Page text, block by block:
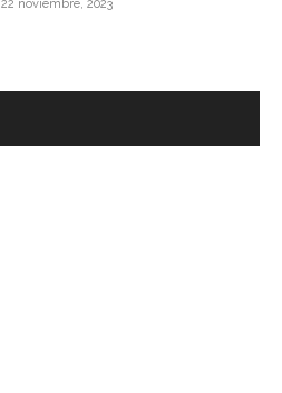
22 noviembre, 2023